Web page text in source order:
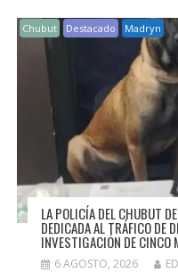
Chubut Destacado Madryn
LA POLICÍA DEL CHUBUT
DEDICADA AL TRÁFICO DE
INVESTIGACIÓN DE CINCO
6 AGOSTO, 2026